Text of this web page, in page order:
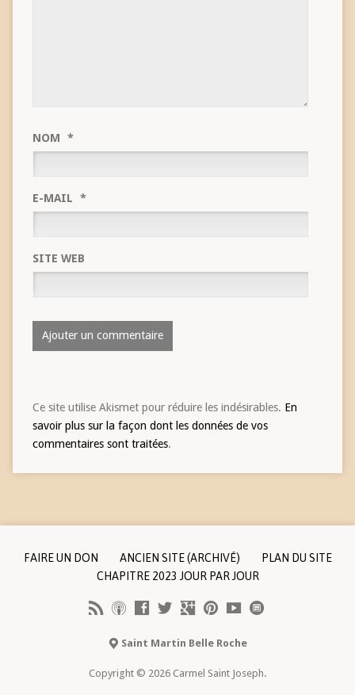
NOM *
E-MAIL *
SITE WEB
Ce site utilise Akismet pour réduire les indésirables. En
savoir plus sur la façon dont les données de vos
commentaires sont traitées.
FAIRE UN DON ANCIEN SITE (ARCHIVÉ)
PLAN DU SITE
CHAPITRE 2023 JOUR PAR JOUR
Saint Martin Belle Roche
Copyright © 2026 Carmel Saint Joseph.